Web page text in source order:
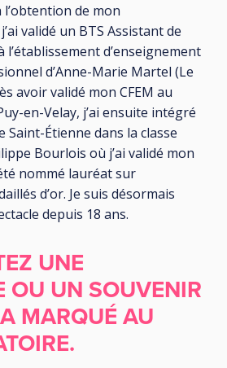
l’obtention de mon
validé un BTS Assistant de
l’établissement d’enseignement
d’Anne-Marie Martel (Le
avoir validé mon CFEM au
en-Velay, j’ai ensuite intégré
Saint-Étienne dans la classe
Bourlois où j’ai validé mon
nommé lauréat sur
d’or. Je suis désormais
depuis 18 ans.
UNE
OU UN SOUVENIR
MARQUÉ AU